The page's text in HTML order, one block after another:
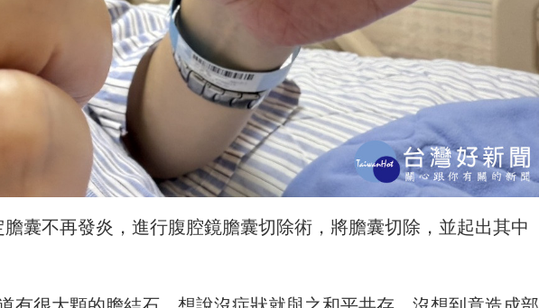
囊不再發炎，進行腹腔鏡膽囊切除術，將膽囊切除，並起出其中